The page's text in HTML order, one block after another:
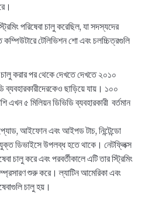
পরিষেবা চালু করেছিল, যা সদস্যদের
টেলিভিশন শো এবং চলচ্চিত্রগুলি
চালু করার পর থেকে দেখতে দেখতে ২০১০
ব্যবহারকারীদেরকেও ছাড়িয়ে যায়। ১০০
এখন ৫ মিলিয়ন ডিভিডি ব্যবহারকারী বর্তমান
আইফোন এবং আইপড টাচ, নিন্টেন্ডো
ডিভাইসে উপলব্ধ হতে থাকে। নেটফ্লিক্স
চালু করে এবং পরবর্তীকালে এটি তার স্ট্রিমিং
শুরু করে। ল্যাটিন আমেরিকা এবং
চালু হয়।